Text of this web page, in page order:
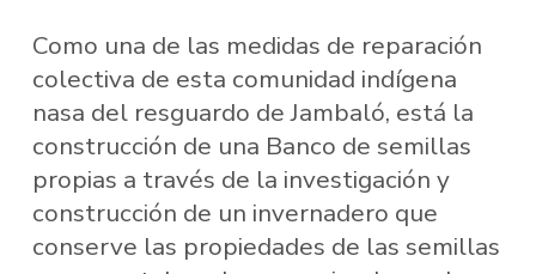
Como una de las medidas de reparación
colectiva de esta comunidad indígena
nasa del resguardo de Jambaló, está la
construcción de una Banco de semillas
propias a través de la investigación y
construcción de un invernadero que
conserve las propiedades de las semillas